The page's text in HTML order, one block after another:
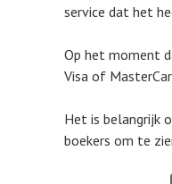
service dat het
Op het moment
Visa of
Het is belangrijk
boekers om te